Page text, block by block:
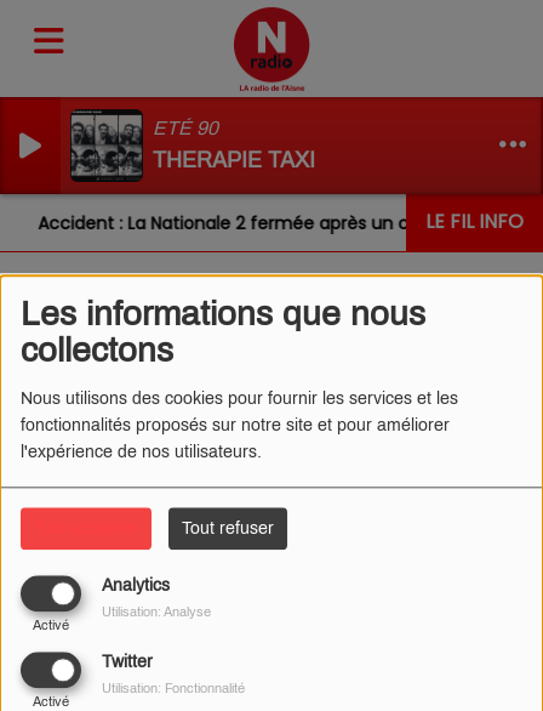
Les informations que nous
collectons
Nous utilisons des cookies pour fournir les services et les
fonctionnalités proposés sur notre site et pour améliorer
l'expérience de nos utilisateurs.
Tout refuser
Analytics
Activé
Utilisation: Analyse
Twitter
Activé
Utilisation: Fonctionnalité
ETÉ 90
THERAPIE TAXI
LE FIL INFO
Accident : La Nationale 2 fermée après un choc entre deux
L'ŒIL DE CÉDRIC 08/01/2026